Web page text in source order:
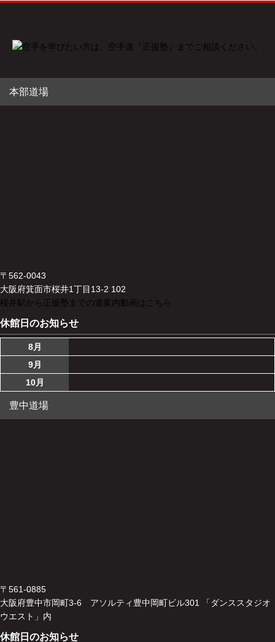
本部道場
〒562-0043
大阪府箕面市桜井1丁目13-2 102
桜井駅から正援塾までの道案内動画はこちら
休館日のお知らせ
8月
9月
10月
豊中道場
〒561-0885
大阪府豊中市岡町3-6 アソルティ豊中岡町ビル301 「ダンススタジオ
ウエスト」内
休館日のお知らせ